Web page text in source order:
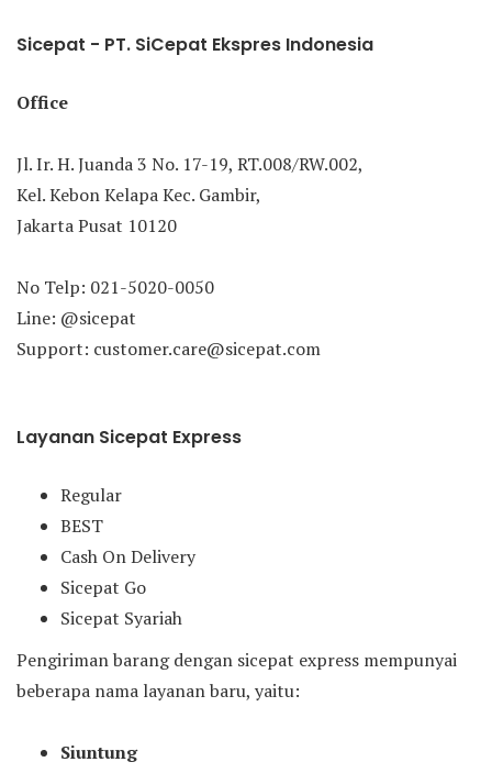
Sicepat - PT. SiCepat Ekspres Indonesia
Office
Jl. Ir. H. Juanda 3 No. 17-19, RT.008/RW.002,
Kel. Kebon Kelapa Kec. Gambir,
Jakarta Pusat 10120
No Telp: 021-5020-0050
Line: @sicepat
Support: customer.care@sicepat.com
Layanan Sicepat Express
Regular
BEST
Cash On Delivery
Sicepat Go
Sicepat Syariah
Pengiriman barang dengan sicepat express mempunyai
beberapa nama layanan baru, yaitu:
Siuntung